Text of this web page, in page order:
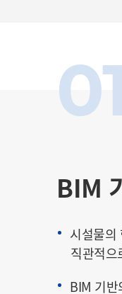
BIM
시설물의
직관적으
BIM 기